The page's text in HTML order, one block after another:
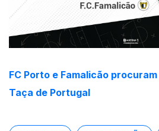
FC Porto e Famalicão
Taça de Portugal